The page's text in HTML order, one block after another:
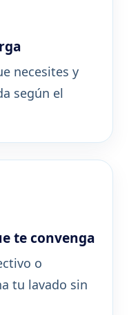
necesites y
según el
te convenga
o
tu lavado sin